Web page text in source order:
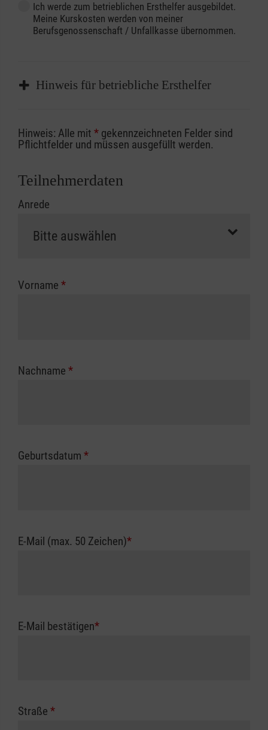
Ich werde zum betrieblichen Ersthelfer ausgebildet.
Meine Kurskosten werden von meiner
Berufsgenossenschaft / Unfallkasse übernommen.
Hinweis für betriebliche Ersthelfer
Sofern Sie ein Kostenübernahmeverfahren
Ihrer Berufsgenossenschaft / Unfallkasse
Abrechnungsunterlagen spätestens zu
erfolgt eine Abrechnung der vollen Kursgebühr
Die notwendigen Formulare für die
zuständigen Berufsgenossenschaft oder
Hinweis: Alle mit * gekennzeichneten Felder sind
Pflichtfelder und müssen ausgefüllt werden.
Teilnehmerdaten
Anrede
Vorname *
Nachname *
Geburtsdatum *
E-Mail (max. 50 Zeichen)*
E-Mail bestätigen*
Straße *